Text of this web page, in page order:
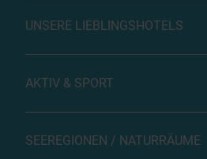
UNSERE LIEBLINGSHOTELS
AKTIV & SPORT
SEEREGIONEN / NATURRÄUME